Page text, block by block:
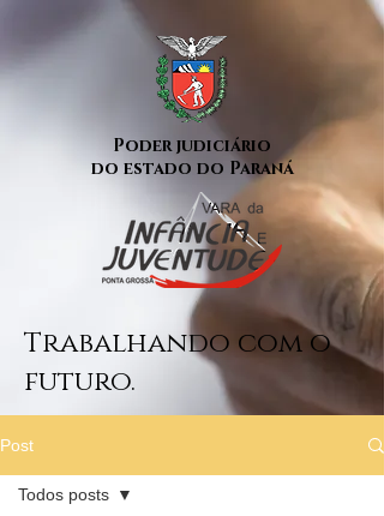
Poder judiciário
do estado do Paraná
Trabalhando com o
futuro.
Post
Todos posts